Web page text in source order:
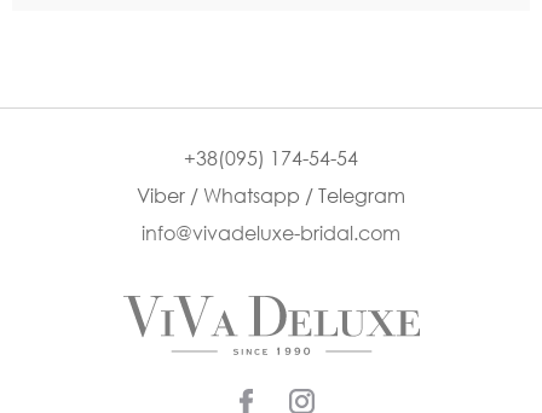
+38(095) 174-54-54
Viber / Whatsapp / Telegram
info@vivadeluxe-bridal.com